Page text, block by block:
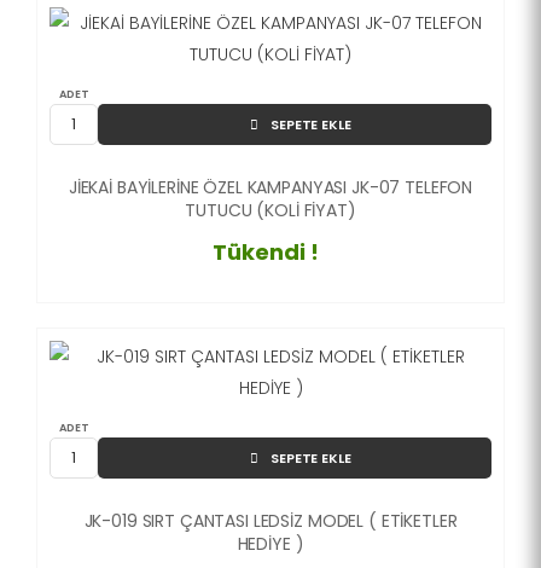
ADET
SEPETE EKLE
JİEKAİ BAYİLERİNE ÖZEL KAMPANYASI JK-07 TELEFON
TUTUCU (KOLİ FİYAT)
Tükendi !
ADET
SEPETE EKLE
JK-019 SIRT ÇANTASI LEDSİZ MODEL ( ETİKETLER
HEDİYE )